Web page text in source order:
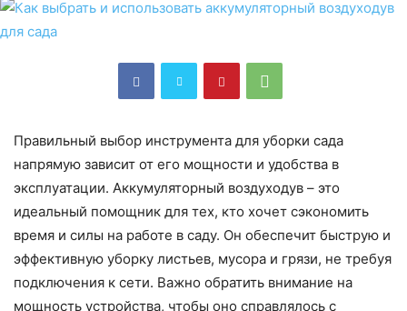
Правильный выбор инструмента для уборки сада
напрямую зависит от его мощности и удобства в
эксплуатации. Аккумуляторный воздуходув – это
идеальный помощник для тех, кто хочет сэкономить
время и силы на работе в саду. Он обеспечит быструю и
эффективную уборку листьев, мусора и грязи, не требуя
подключения к сети. Важно обратить внимание на
мощность устройства, чтобы оно справлялось с